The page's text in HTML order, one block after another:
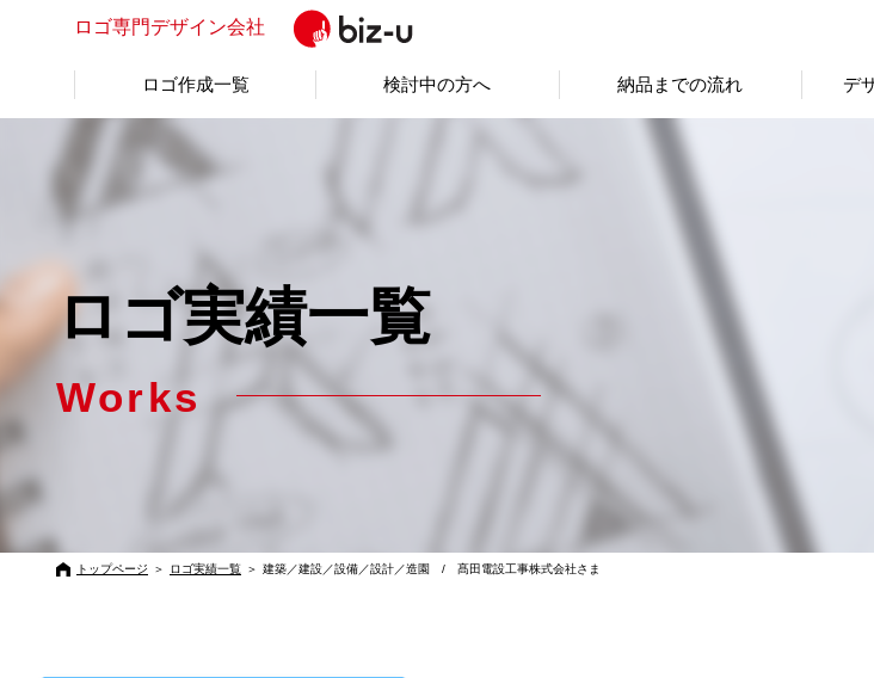
ロゴ専門デザイン会社
ロゴ作成一覧 検討中の方へ 納品までの流れ デ
ロゴ実績一覧
Works
トップページ ＞ ロゴ実績一覧 ＞ 建築／建設／設備／設計／造園 / 髙田電設工事株式会社さま